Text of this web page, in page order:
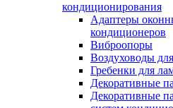
кондиционирования
Адаптеры
кондиционеров
Виброопоры
Воздуховоды
Гребенки для
Декоративные
Декоративные